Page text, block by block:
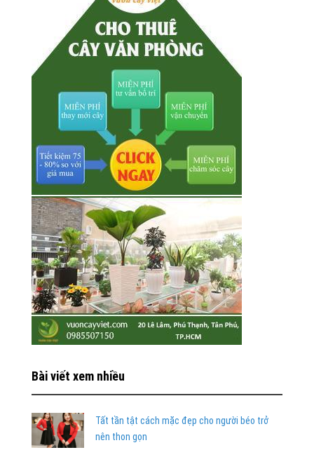
Bài viết xem nhiều
Tất tần tật cách mặc đẹp cho người béo trở
nên thon gọn